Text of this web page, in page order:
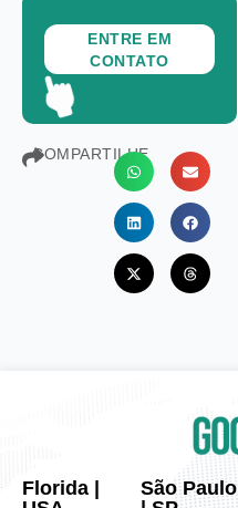
ENTRE EM
CONTATO
COMPARTILHE
Florida |
São Paulo